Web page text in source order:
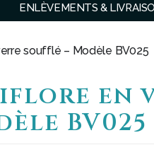
ENLÈVEMENTS &
soufflé – Modèle BV025
en
BV025